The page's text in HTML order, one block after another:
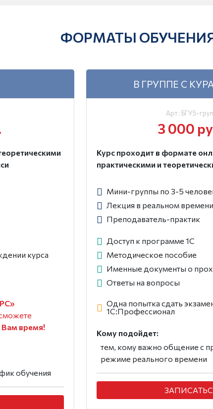
ФОРМАТЫ
курса
время!
обучения
В ГРУППЕ С
Арт.: БГУ5-
3 000
Курс проходит в формате
практическими и
Мини-группы по 3-5
Лекция в реальном времени
Преподаватель-практик
Доступ к программе 1С
Методическое пособие
Именные документы о
Ответы на вопросы
Одна попытка сдать
1С:Професcионал
Кому подойдет:
тем, кому важно общение с
режиме реального времени